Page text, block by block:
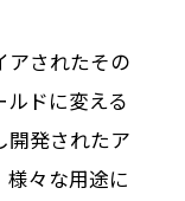
アされたその
ドに変える
開発されたア
様々な用途に